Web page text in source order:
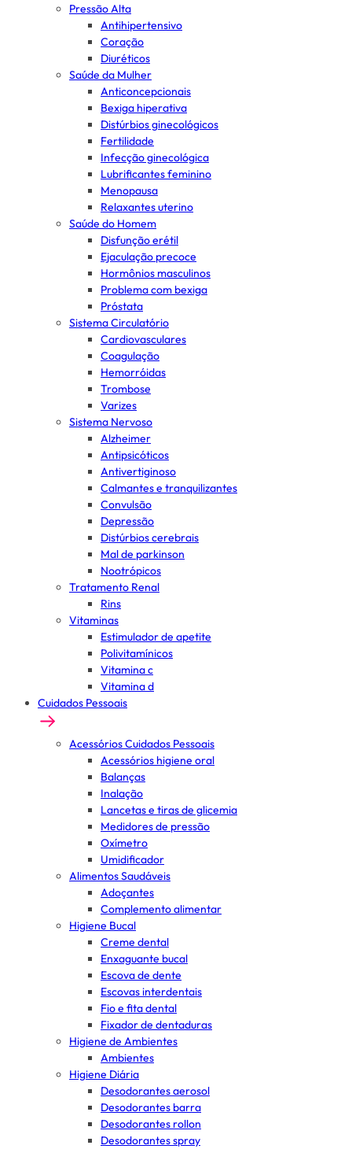
Pressão Alta
Antihipertensivo
Coração
Diuréticos
Saúde da Mulher
Anticoncepcionais
Bexiga hiperativa
Distúrbios ginecológicos
Fertilidade
Infecção ginecológica
Lubrificantes feminino
Menopausa
Relaxantes uterino
Saúde do Homem
Disfunção erétil
Ejaculação precoce
Hormônios masculinos
Problema com bexiga
Próstata
Sistema Circulatório
Cardiovasculares
Coagulação
Hemorróidas
Trombose
Varizes
Sistema Nervoso
Alzheimer
Antipsicóticos
Antivertiginoso
Calmantes e tranquilizantes
Convulsão
Depressão
Distúrbios cerebrais
Mal de parkinson
Nootrópicos
Tratamento Renal
Rins
Vitaminas
Estimulador de apetite
Polivitamínicos
Vitamina c
Vitamina d
Cuidados Pessoais
Acessórios Cuidados Pessoais
Acessórios higiene oral
Balanças
Inalação
Lancetas e tiras de glicemia
Medidores de pressão
Oxímetro
Umidificador
Alimentos Saudáveis
Adoçantes
Complemento alimentar
Higiene Bucal
Creme dental
Enxaguante bucal
Escova de dente
Escovas interdentais
Fio e fita dental
Fixador de dentaduras
Higiene de Ambientes
Ambientes
Higiene Diária
Desodorantes aerosol
Desodorantes barra
Desodorantes rollon
Desodorantes spray